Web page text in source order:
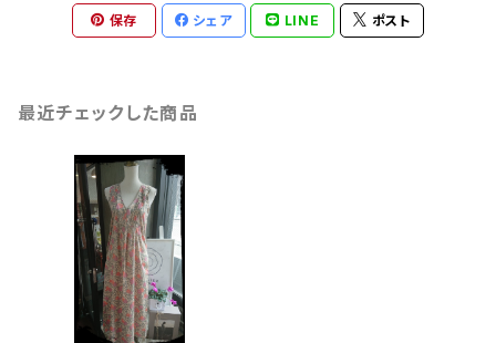
保存 シェア LINE ポスト
最近チェックした商品